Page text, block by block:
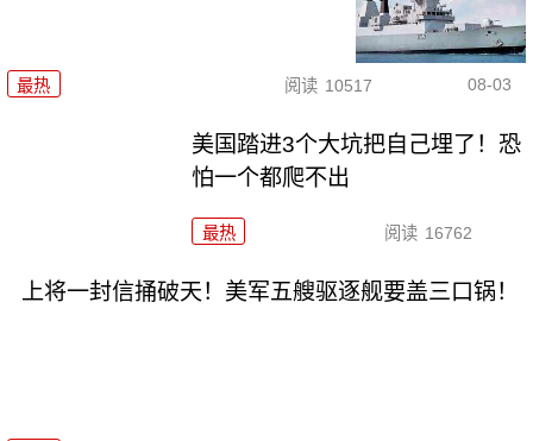
最热 阅读 10517 08-03
美国踏进3个大坑把自己埋了！恐
怕一个都爬不出
最热 阅读 16762
上将一封信捅破天！美军五艘驱逐舰要盖三口锅！